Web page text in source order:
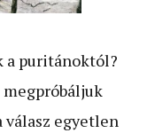
puritánoktól?
válasz egyetlen